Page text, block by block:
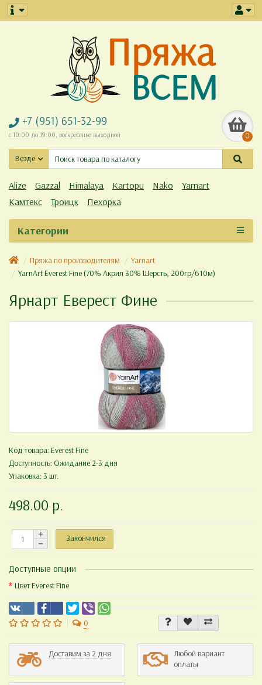
+7 (951) 651-32-99
с 10:00 до 19:00, воскресенье выходной 0
Везде
Alize Gazzal Himalaya Kartopu Nako
Yarnart
Камтекс
Троицк Пехорка
Категории
Пряжа по производителям
Yarnart
YarnArt Everest Fine (70% Акрил 30% Шерсть, 200гр/610м)
Ярнарт Еверест Фине
Код товара:Everest Fine
Доступность: Ожидание 2-3 дня
Упаковка: 3 шт.
498.00 р.
Закончился
Доступные опции
Цвет Everest Fine
0
Доставим за 2 дня
Любой вариант
оплаты